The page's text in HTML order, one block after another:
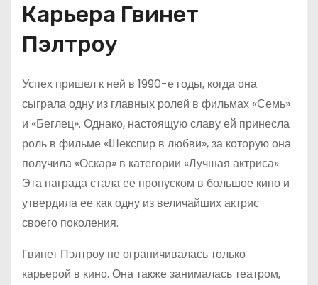
Карьера Гвинет
Пэлтроу
Успех пришел к ней в 1990-е годы, когда она
сыграла одну из главных ролей в фильмах «Семь»
и «Беглец». Однако, настоящую славу ей принесла
роль в фильме «Шекспир в любви», за которую она
получила «Оскар» в категории «Лучшая актриса».
Эта награда стала ее пропуском в большое кино и
утвердила ее как одну из величайших актрис
своего поколения.
Гвинет Пэлтроу не ограничивалась только
карьерой в кино. Она также занималась театром,